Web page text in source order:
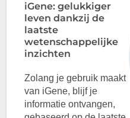
iGene: gelukkiger
leven dankzij de
laatste
wetenschappelijke
inzichten
Zolang je gebruik maakt
van iGene, blijf je
informatie ontvangen,